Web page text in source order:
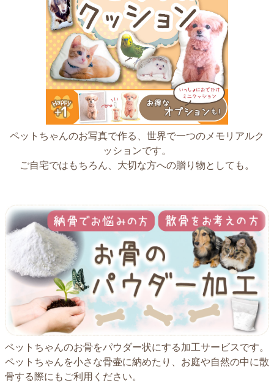
ペットちゃんのお写真で作る、世界で一つのメモリアルク
ッションです。
ご自宅ではもちろん、大切な方への贈り物としても。
ペットちゃんのお骨をパウダー状にする加工サービスです。
ペットちゃんを小さな骨壷に納めたり、お庭や自然の中に散
骨する際にもご利用ください。